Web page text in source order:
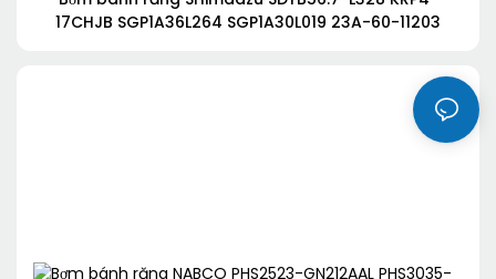
17CHJB SGP1A36L264 SGP1A30L019 23A-60-11203